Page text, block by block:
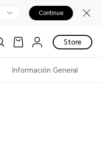
Continue
Store
Información General